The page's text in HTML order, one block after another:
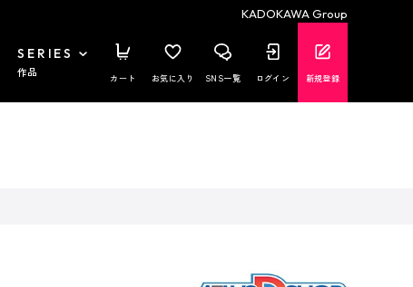
KADOKAWA Group
SERIES
作品 カート お気に入り SNS一覧 ログイン 新規登録